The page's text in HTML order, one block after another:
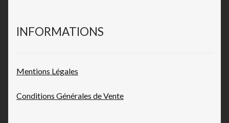
INFORMATIONS
Mentions Légales
Conditions Générales deVente